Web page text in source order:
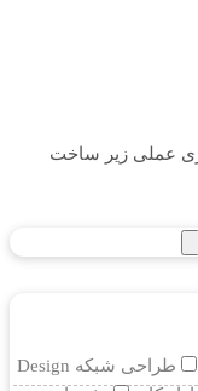
عملی زیر ساخت
طراحی شبکه Design